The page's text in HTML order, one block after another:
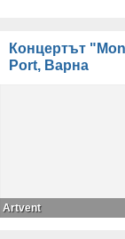
Концертът
Port, Варна
Artvent